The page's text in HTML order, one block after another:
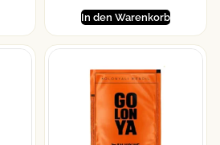
In den Warenkorb